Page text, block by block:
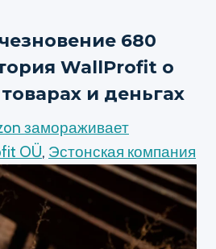
680
WallProfit о
и деньгах
замораживает
OÜ, Эстонская компания